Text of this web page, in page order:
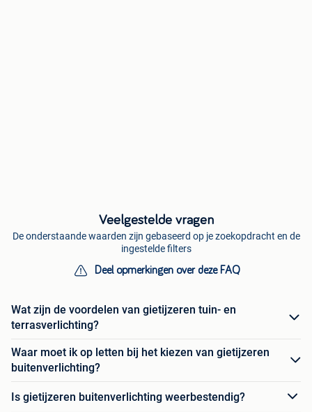
Veelgestelde vragen
De onderstaande waarden zijn gebaseerd op je zoekopdracht en de
ingestelde filters
Deel opmerkingen over deze FAQ
Wat zijn de voordelen van gietijzeren tuin- en
terrasverlichting?
Waar moet ik op letten bij het kiezen van gietijzeren
buitenverlichting?
Is gietijzeren buitenverlichting weerbestendig?